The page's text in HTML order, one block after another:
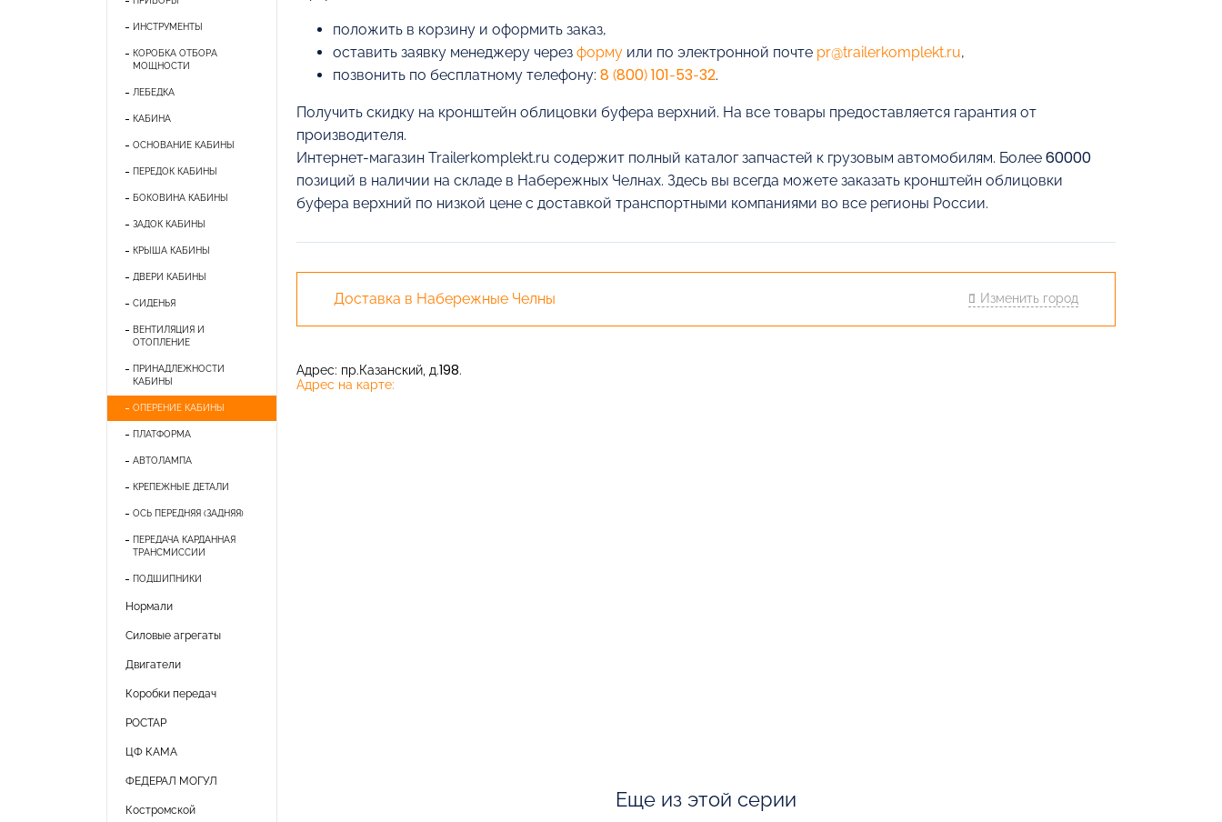
ИНСТРУМЕНТЫ
КОРОБКА ОТБОРА
МОЩНОСТИ
ЛЕБЕДКА
КАБИНА
ОСНОВАНИЕ КАБИНЫ
ПЕРЕДОК КАБИНЫ
БОКОВИНА КАБИНЫ
ЗАДОК КАБИНЫ
КРЫША КАБИНЫ
ДВЕРИ КАБИНЫ
СИДЕНЬЯ
ВЕНТИЛЯЦИЯ И
ОТОПЛЕНИЕ
ПРИНАДЛЕЖНОСТИ
КАБИНЫ
ОПЕРЕНИЕ КАБИНЫ
ПЛАТФОРМА
АВТОЛАМПА
КРЕПЕЖНЫЕ ДЕТАЛИ
ОСЬ ПЕРЕДНЯЯ (ЗАДНЯЯ)
ПЕРЕДАЧА КАРДАННАЯ
ТРАНСМИССИИ
ПОДШИПНИКИ
Нормали
Силовые агрегаты
Двигатели
Коробки передач
РОСТАР
ЦФ КАМА
ФЕДЕРАЛ МОГУЛ
Костромской
положить в корзину и оформить заказ,
оставить заявку менеджеру через формуили по электронной почте pr@trailerkomplekt.ru,
позвонить по бесплатному телефону: 8 (800) 101-53-32.
Получить скидку на кронштейн облицовки буфера верхний. На все товары предоставляется гарантия от
производителя.
Интернет-магазин Trailerkomplekt.ru содержит полный каталог запчастей к грузовым автомобилям. Более 60000
позиций в наличии на складе в Набережных Челнах. Здесь вы всегда можете заказать кронштейн облицовки
буфера верхний по низкой цене с доставкой транспортными компаниями во все регионы России.
Доставка в Набережные Челны Изменить город
Адрес: пр.Казанский, д.198.
Адрес на карте:
Еще из этой серии